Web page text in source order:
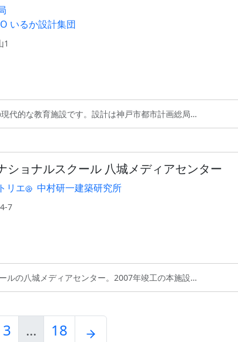
いるか設計集団
1
設です。設計は神戸市都市計画総局と、建築家重村力が率
ショナルスクール 八城メディアセンター
リエ 中村研一建築研究所
7
ィアセンター。2007年竣工の本施設は、中村研一建築研究
3 ... 18